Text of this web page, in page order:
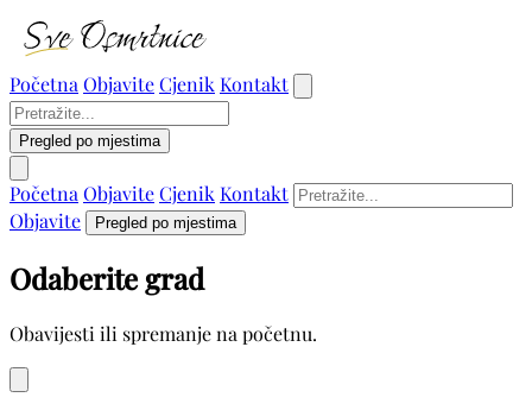
Početna ObjaviteCjenik Kontakt
Pregled po mjestima
Početna ObjaviteCjenik Kontakt
Objavite
Pregled po mjestima
Odaberite grad
Obavijesti ili spremanje na početnu.